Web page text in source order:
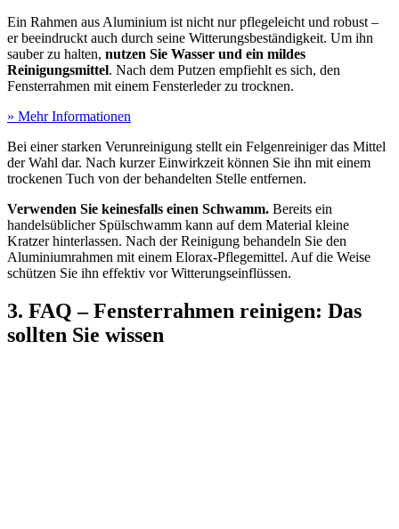
Ein Rahmen aus Aluminium ist nicht nur pflegeleicht und robust –
er beeindruckt auch durch seine Witterungsbeständigkeit. Um ihn
sauber zu halten, nutzen Sie Wasser und ein mildes
Reinigungsmittel. Nach dem Putzen empfiehlt es sich, den
Fensterrahmen mit einem Fensterleder zu trocknen.
» Mehr Informationen
Bei einer starken Verunreinigung stellt ein Felgenreiniger das Mittel
der Wahl dar. Nach kurzer Einwirkzeit können Sie ihn mit einem
trockenen Tuch von der behandelten Stelle entfernen.
Verwenden Sie keinesfalls einen Schwamm. Bereits ein
handelsüblicher Spülschwamm kann auf dem Material kleine
Kratzer hinterlassen. Nach der Reinigung behandeln Sie den
Aluminiumrahmen mit einem Elorax-Pflegemittel. Auf die Weise
schützen Sie ihn effektiv vor Witterungseinflüssen.
3. FAQ – Fensterrahmen reinigen: Das
sollten Sie wissen